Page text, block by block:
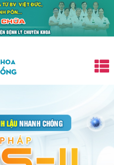
-KHÔNG KHỎI HOÀN TIỀN